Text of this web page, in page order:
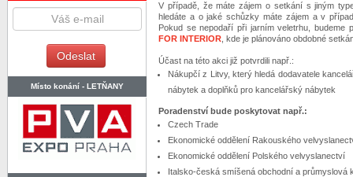
Místo konání - LETŇANY
V případě, že máte zájem o setkání s jiným
hledáte a o jaké schůzky máte zájem a v
Pokud se nepodaří při jarním veletrhu, budeme
FOR INTERIOR , kde je plánováno obdobné
Účast na této akci již potvrdili např.:
Nákupčí z Litvy, který hledá dodavatele
nábytek a doplňků pro kancelářský nábytek
Poradenství bude poskytovat např.:
Czech Trade
Ekonomické oddělení Rakouského
Ekonomické oddělení Polského velvyslanectví
Italsko-česká smíšená obchodní a průmyslová